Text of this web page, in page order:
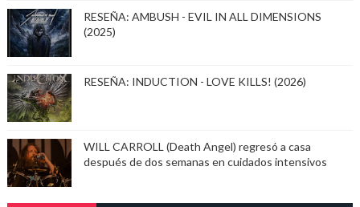
RESEÑA: AMBUSH - EVIL IN ALL DIMENSIONS
(2025)
RESEÑA: INDUCTION - LOVE KILLS! (2026)
WILL CARROLL (Death Angel) regresó a casa
después de dos semanas en cuidados intensivos